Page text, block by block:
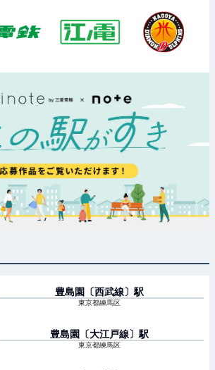
豊島園〔西武線〕 駅
東京都練馬区
豊島園〔大江戸線〕 駅
東京都練馬区